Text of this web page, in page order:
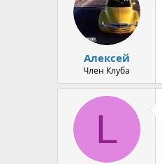
Алексей
Член Клуба
L